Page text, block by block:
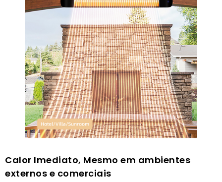
Calor Imediato, Mesmo em ambientes
externos e comerciais